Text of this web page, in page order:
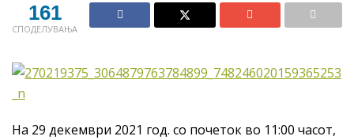
161
СПОДЕЛУВАЊА
На 29 декември 2021 год. со почеток во 11:00 часот,